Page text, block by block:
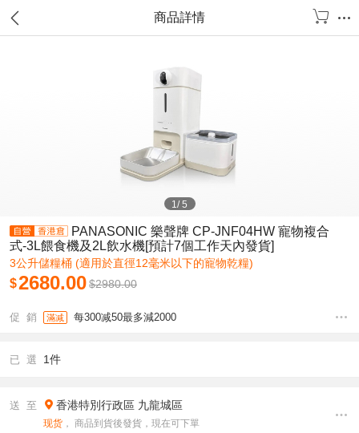
商品詳情
1/5
PANASONIC 樂聲牌 CP-JNF04HW 寵物複合
式-3L餵食機及2L飲水機[預計7個工作天內發貨]
3公升儲糧桶 (適用於直徑12毫米以下的寵物乾糧)
$2680.00$2980.00
促 銷 滿减 每300减50最多減2000
已 選 1件
送 至 香港特別行政區 九龍城區
现货 ， 商品到貨後發貨，現在可下單